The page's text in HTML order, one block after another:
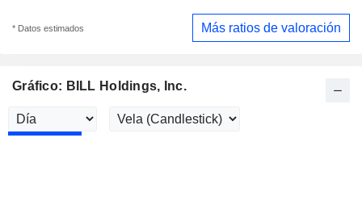
* Datos estimados Más ratios de valoración
Gráfico: BILL Holdings, Inc.